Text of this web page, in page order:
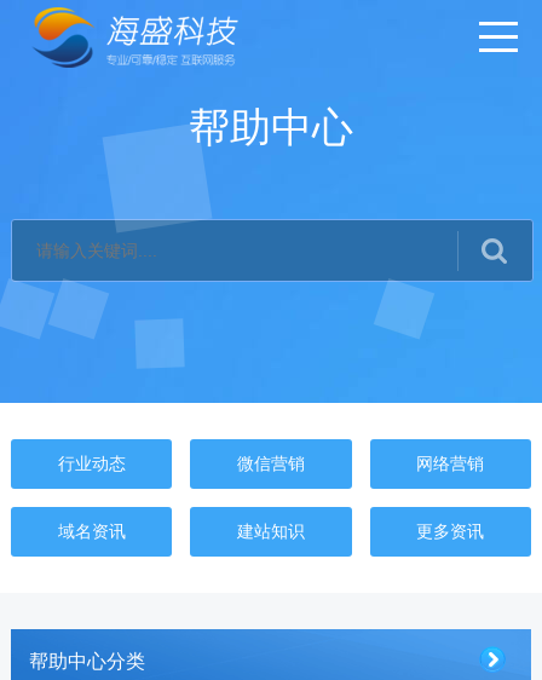
帮助中心
行业动态 微信营销 网络营销
域名资讯 建站知识 更多资讯
帮助中心分类